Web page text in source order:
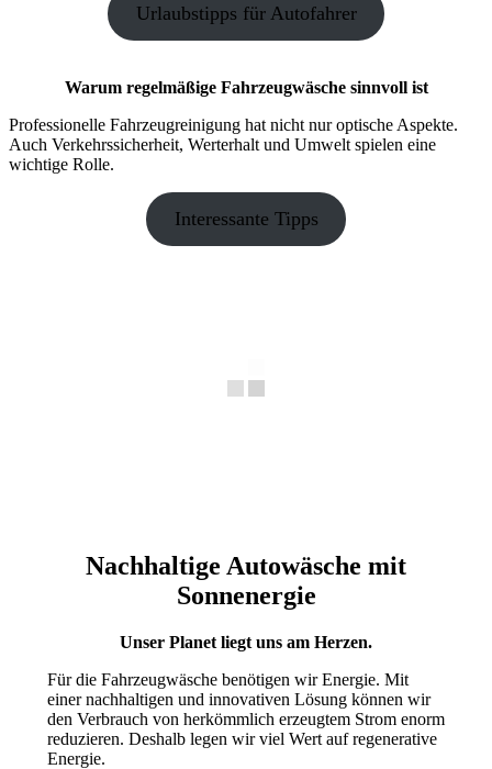
Urlaubstipps für Autofahrer
Warum regelmäßige Fahrzeugwäsche sinnvoll ist
Professionelle Fahrzeugreinigung hat nicht nur optische Aspekte.
Auch Verkehrssicherheit, Werterhalt und Umwelt spielen eine
wichtige Rolle.
Interessante Tipps
Nachhaltige Autowäsche mit
Sonnenergie
Unser Planet liegt uns am Herzen.
Für die Fahrzeugwäsche benötigen wir Energie. Mit
einer nachhaltigen und innovativen Lösung können wir
den Verbrauch von herkömmlich erzeugtem Strom enorm
reduzieren. Deshalb legen wir viel Wert auf regenerative
Energie.